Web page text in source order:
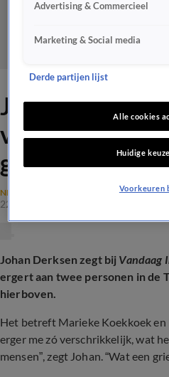
Johan: 'Ik
griezels zijn
NEDERLANDSE POLITIEK
22 mei 2025, 22:28
Johan Derksen zegt bij Vandaag
ergert aan twee personen in de
hierboven.
Het betreft Marieke Koekkoek en
erger me zó verschrikkelijk, wat
mensen”, zegt Johan. “Wat een
Advertising & Commercieel
Marketing & Social media
Derde partijen lijst
Alle cookies
Huidige
Voorkeuren